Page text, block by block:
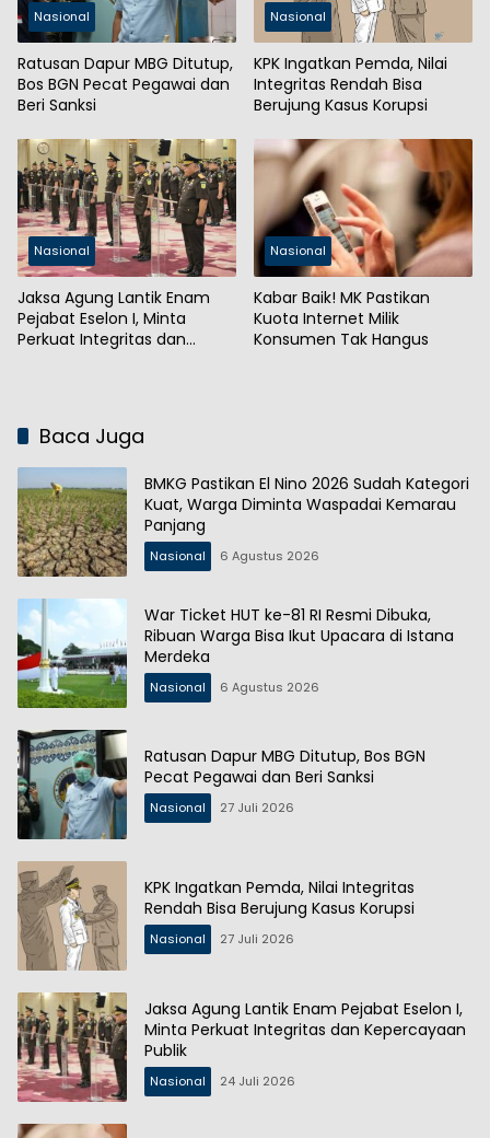
Nasional
Ratusan Dapur MBG Ditutup,
Bos BGN Pecat Pegawai dan
Beri Sanksi
Nasional
KPK Ingatkan Pemda, Nilai
Integritas Rendah Bisa
Berujung Kasus Korupsi
Nasional
Jaksa Agung Lantik Enam
Pejabat Eselon I, Minta
Perkuat Integritas dan
Nasional
Kabar Baik! MK Pastikan
Kuota Internet Milik
Konsumen Tak Hangus
Baca Juga
BMKG Pastikan El Nino 2026 Sudah Kategori
Kuat, Warga Diminta Waspadai Kemarau
Panjang
Nasional 6 Agustus 2026
War Ticket HUT ke-81 RI Resmi Dibuka,
Ribuan Warga Bisa Ikut Upacara di Istana
Merdeka
Nasional 6 Agustus 2026
Ratusan Dapur MBG Ditutup, Bos BGN
Pecat Pegawai dan Beri Sanksi
Nasional 27 Juli 2026
KPK Ingatkan Pemda, Nilai Integritas
Rendah Bisa Berujung Kasus Korupsi
Nasional 27 Juli 2026
Jaksa Agung Lantik Enam Pejabat Eselon I,
Minta Perkuat Integritas dan Kepercayaan
Publik
Nasional 24 Juli 2026